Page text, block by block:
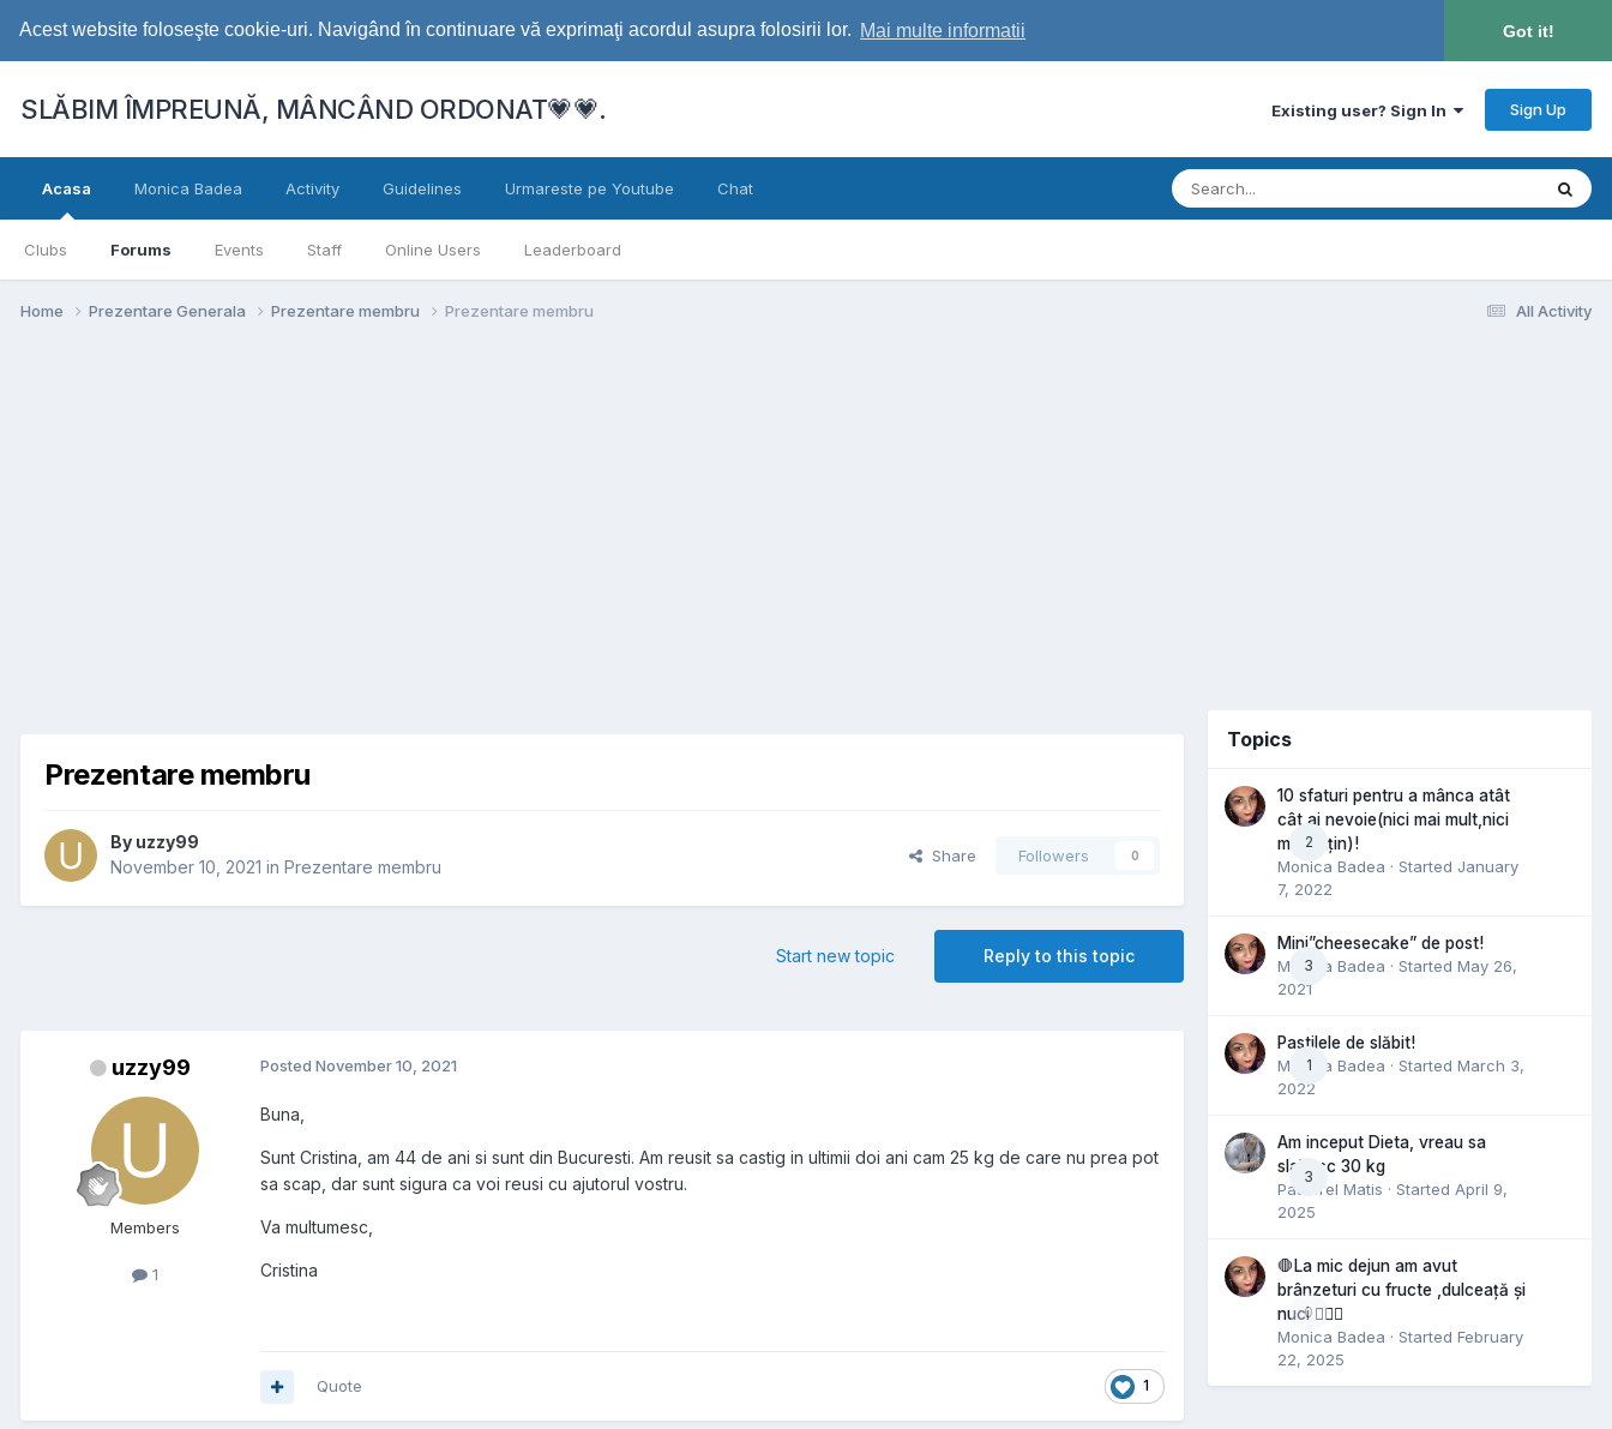
Acest website foloseşte cookie-uri. Navigând în continuare vă exprimaţi acordul asupra folosirii lor. Mai multe informatii Got it!
SLĂBIM ÎMPREUNĂ, MÂNCÂND ORDONAT💗💗. Existing user? Sign In Sign Up
Acasa
Clubs Forums Events Staff Online Users Leaderboard
Monica Badea Activity Guidelines Urmareste pe Youtube Chat
All Activity
Home Prezentare Generala Prezentare membru Prezentare membru
Prezentare membru
By uzzy99
November 10, 2021 in Prezentare membru
Share Followers 0
Reply to this topic
Start new topic
uzzy99
Members
1
Posted November 10, 2021
Buna,
Sunt Cristina, am 44 de ani si sunt din Bucuresti. Am reusit sa castig in ultimii doi ani cam 25 kg de care nu prea pot
sa scap, dar sunt sigura ca voi reusi cu ajutorul vostru.
Va multumesc,
Cristina
1
Quote
Topics
2
10 sfaturi pentru a mânca atât
cât ai nevoie(nici mai mult,nici
mai puțin)!
Monica Badea · Started January
7, 2022
3
Mini”cheesecake” de post!
Monica Badea · Started May 26,
2021
1
Pastilele de slăbit!
Monica Badea · Started March 3,
2022
3
Am inceput Dieta, vreau sa
slabesc 30 kg
Pastorel Matis · Started April 9,
2025
0
🛑La mic dejun am avut
brânzeturi cu fructe ,dulceață și
nuci 🤷🏻‍♀️
Monica Badea · Started February
22, 2025